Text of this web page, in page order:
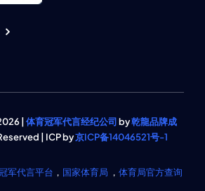
| 体育冠军代言经纪公司by乾龍品牌成
| ICP by京ICP备14046521号-1
军代言平台 ， 国家体育局 ， 体育局官方查询